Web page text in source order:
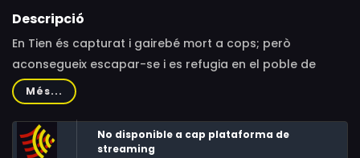
Promsiri, Patthama Panthong, Boonsri Yindee
Descripció
En Tien és capturat i gairebé mort a cops; però
aconsegueix escapar-se i es refugia en el poble de
Kana Khone. Allà li ensenyen meditació, i com tractar
amb el seu karma. Però ben aviat el seu rival torna a
aparèixer, desafiant Tien en un duel final.
Més...
No disponible a cap plataforma de
streaming